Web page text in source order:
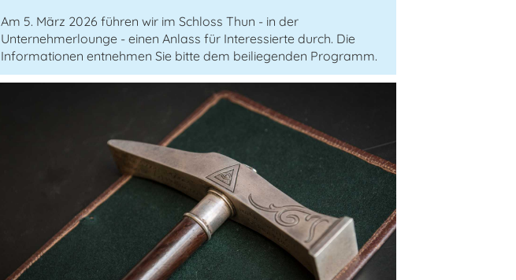
Am 5. März 2026 führen wir im Schloss Thun - in der
Unternehmerlounge - einen Anlass für Interessierte durch. Die
Informationen entnehmen Sie bitte dem beiliegenden Programm.